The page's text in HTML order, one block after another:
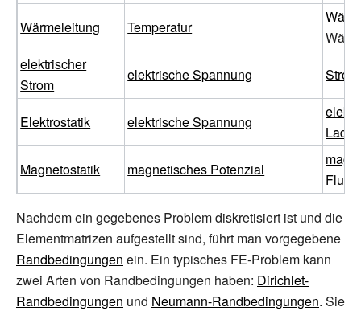
Wärmeleitung
Temperatur
elektrischer
Strom
elektrische Spannung
Elektrostatik elektrische Spannung
Magnetostatik
magnetisches Potenzial
Fluss
Nachdem ein gegebenes Problem diskretisiert ist und die
Elementmatrizen aufgestellt sind, führt man vorgegebene
Randbedingungen ein. Ein typisches FE-Problem kann
zwei Arten von Randbedingungen haben: Dirichlet-
Randbedingungen und Neumann-Randbedingungen. Sie